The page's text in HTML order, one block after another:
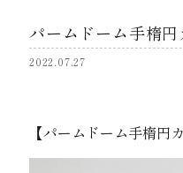
パームドーム手楕
2022.07.27
【パームドーム手楕円